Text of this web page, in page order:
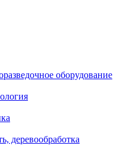
оборудование
деревообработка